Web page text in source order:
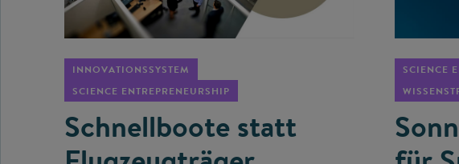
INNOVATIONSSYSTEM
SCIENCE ENTREPRENEURSHIP
Schnellboote statt
SCIENCE